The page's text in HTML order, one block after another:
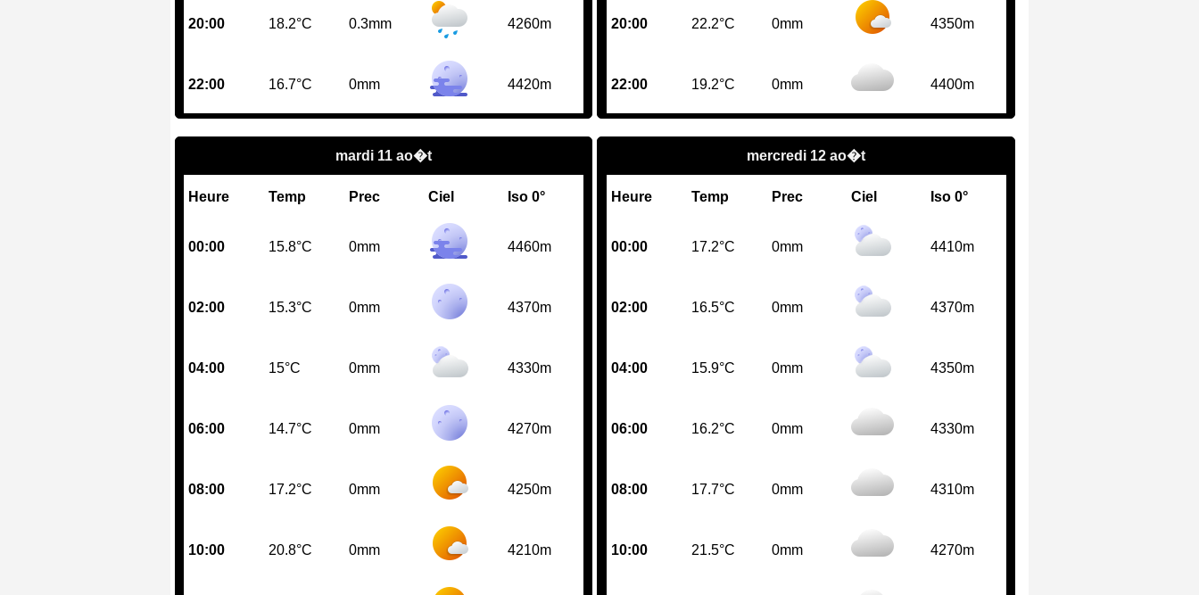
20:00 18.2°C 0.3mm 4260m
22:00 16.7°C 0mm 4420m
20:00 22.2°C 0mm 4350m
22:00 19.2°C 0mm 4400m
mardi 11 ao�t
Heure Temp Prec Ciel Iso 0°
00:00 15.8°C 0mm 4460m
02:00 15.3°C 0mm 4370m
04:00 15°C 0mm 4330m
06:00 14.7°C 0mm 4270m
08:00 17.2°C 0mm 4250m
10:00 20.8°C 0mm 4210m
mercredi 12 ao�t
Heure Temp Prec Ciel Iso 0°
00:00 17.2°C 0mm 4410m
02:00 16.5°C 0mm 4370m
04:00 15.9°C 0mm 4350m
06:00 16.2°C 0mm 4330m
08:00 17.7°C 0mm 4310m
10:00 21.5°C 0mm 4270m